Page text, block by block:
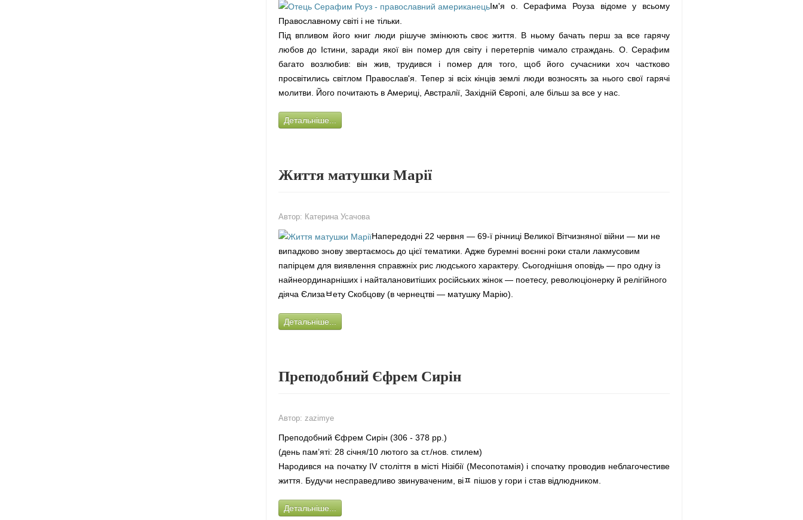
Ім'я о. Серафима Роуза відоме у всьому
Православному світі і не тільки.
Під впливом його книг люди рішуче змінюють своє життя. В ньому бачать перш за все гарячу
любов до Істини, заради якої він помер для світу і перетерпів чимало страждань. О. Серафим
багато возлюбив: він жив, трудився і помер для того, щоб його сучасники хоч частково
просвітились світлом Православ'я. Тепер зі всіх кінців землі люди возносять за нього свої гарячі
молитви. Його почитають в Америці, Австралії, Західній Європі, але більш за все у нас.
Детальніше...
Життя матушки Марії
Автор: Катерина Усачова
Напередодні 22 червня — 69-ї річниці Великої Вітчизняної війни — ми не
випадково знову звертаємось до цієї тематики. Адже буремні воєнні роки стали лакмусовим
папірцем для виявлення справжніх рис людського характеру. Сьогоднішня оповідь — про одну із
найнеординарніших і найталановитіших російських жінок — поетесу, революціонерку й релігійного
діяча Єлизаﾲету Скобцову (в чернецтві — матушку Марію).
Детальніше...
Преподобний Єфрем Сирін
Автор: zazimye
Преподобний Єфрем Сирін (306 - 378 рр.)
(день пам’яті: 28 січня/10 лютого за ст./нов. стилем)
Народився на початку IV століття в місті Нізібії (Месопотамія) і спочатку проводив неблагочестиве
життя. Будучи несправедливо звинуваченим, віﾽ пішов у гори і став відлюдником.
Детальніше...